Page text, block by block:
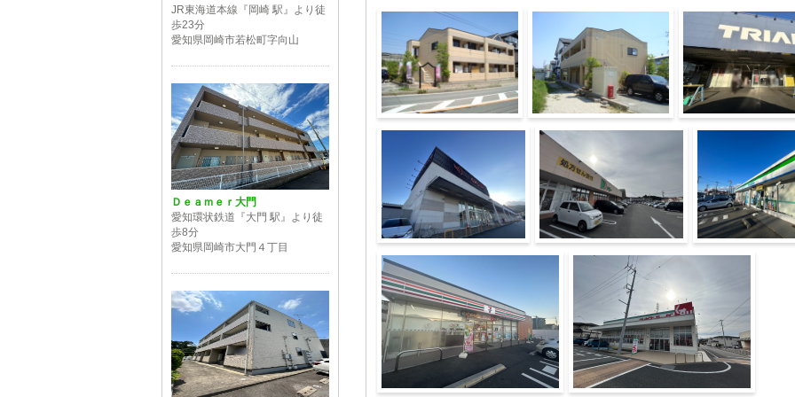
建物外観 ロビー
スーパーセンタート
スーパーセンターオークワ
幸田店
ドミー幸田店
ファミリーマート
JR東海道本線『岡崎 駅』より徒
歩23分
愛知県岡崎市若松町字向山
Ｄｅａｍｅｒ大門
愛知環状鉄道『大門 駅』より徒
歩8分
愛知県岡崎市大門４丁目